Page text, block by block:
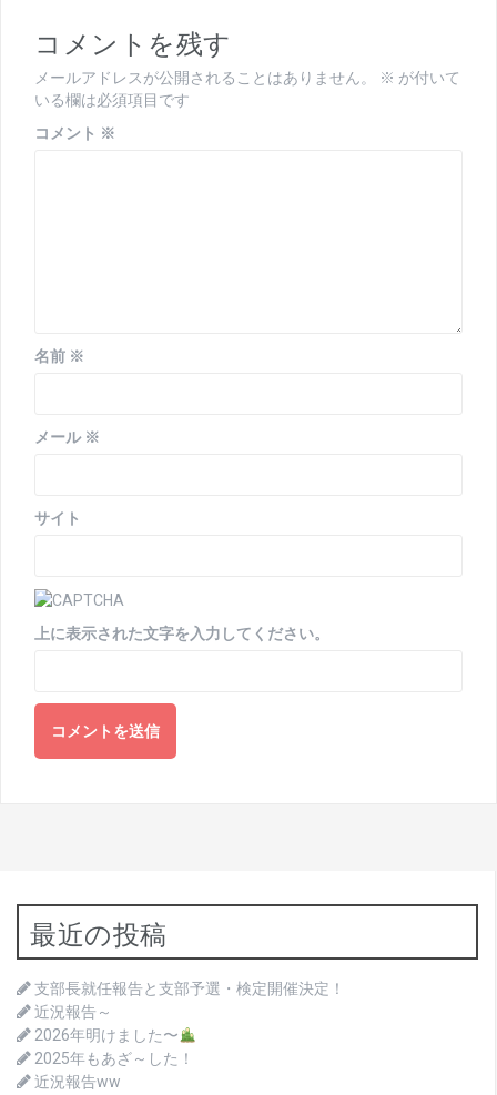
ー
シ
ョ
ン
コメントを残す
メールアドレスが公開されることはありません。 ※ が付いて
いる欄は必須項目です
コメント ※
名前 ※
メール ※
サイト
上に表示された文字を入力してください。
最近の投稿
支部長就任報告と支部予選・検定開催決定！
近況報告～
2026年明けました〜
2025年もあざ～した！
近況報告ww